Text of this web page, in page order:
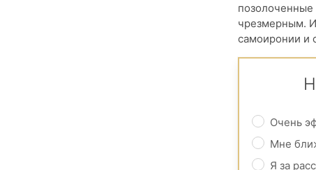
позолоченные
чрезмерным.
самоиронии и
Очень
Мне
Я за